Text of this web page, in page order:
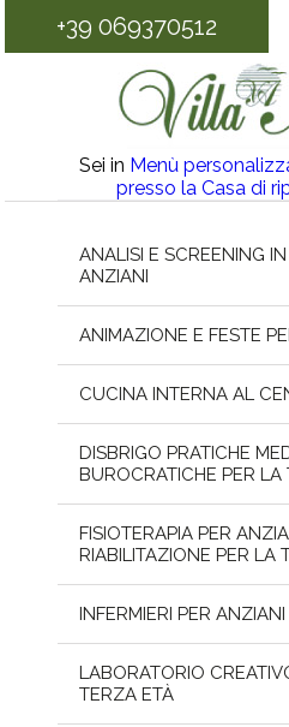
+39 069370512
Sei in Menù
presso la Casa di
ANALISI E SCREENING
ANZIANI
ANIMAZIONE E FESTE
CUCINA INTERNA AL
DISBRIGO PRATICHE
BUROCRATICHE PER LA
FISIOTERAPIA PER
RIABILITAZIONE PER LA
INFERMIERI PER
LABORATORIO
TERZA ETÀ